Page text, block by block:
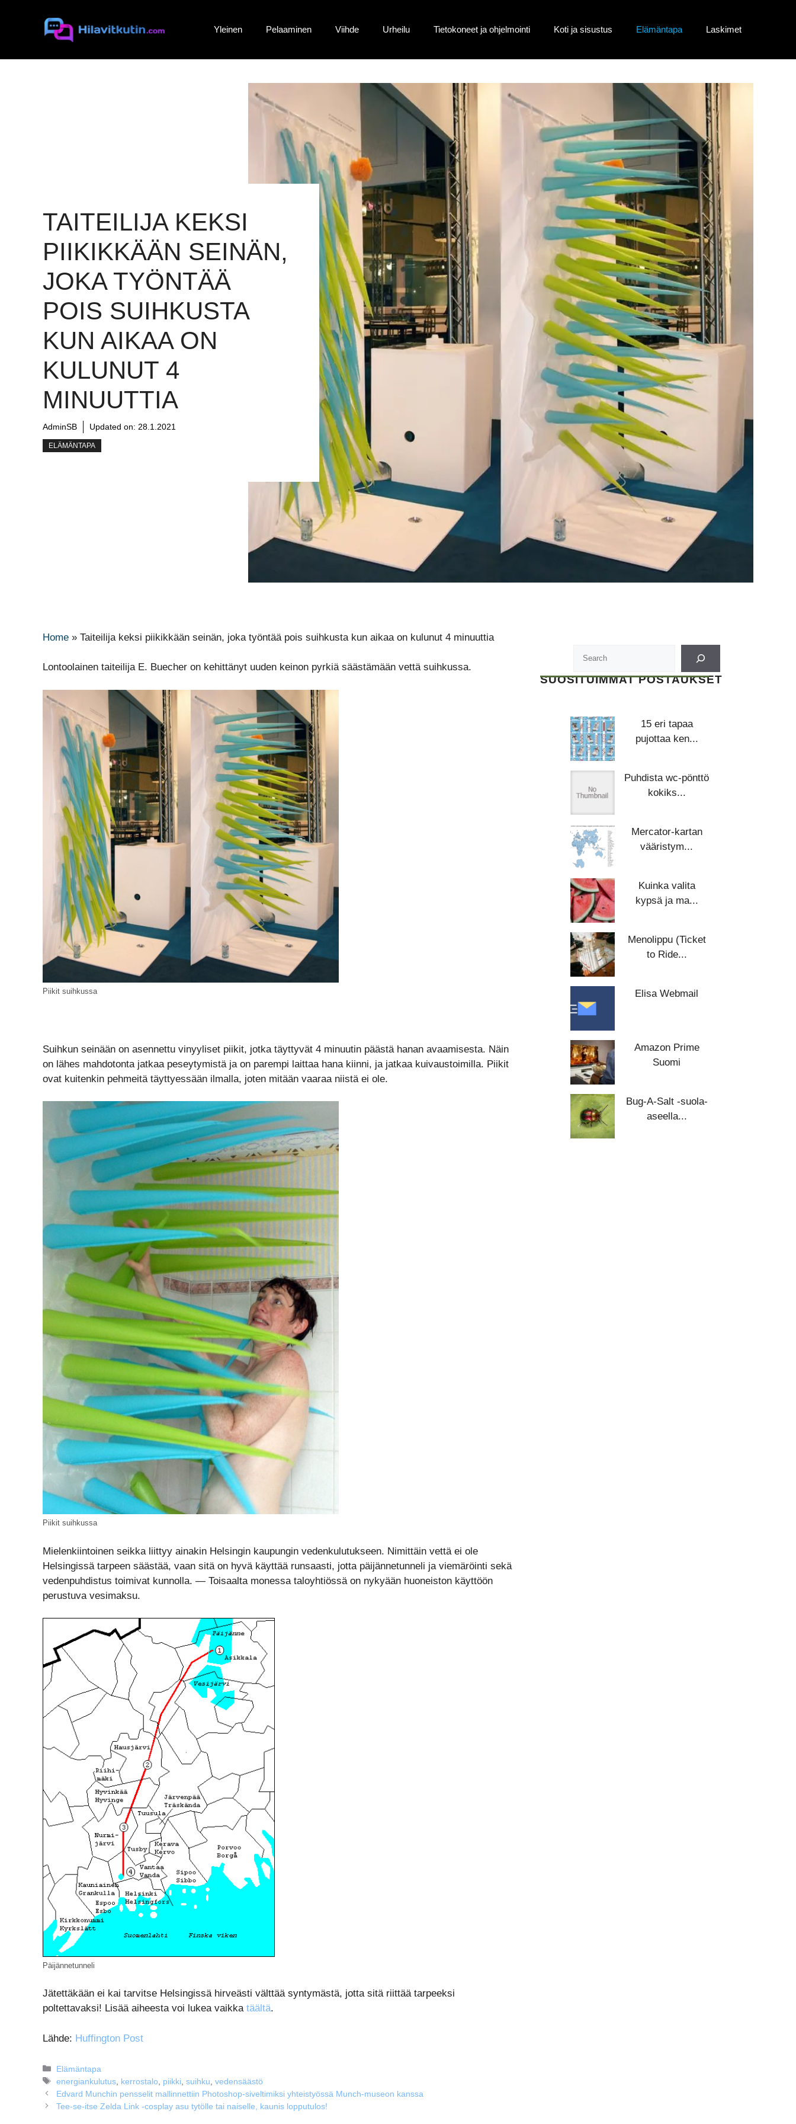
Yleinen Pelaaminen Viihde Urheilu Tietokoneet ja ohjelmointi Koti ja sisustus Elämäntapa Laskimet
TAITEILIJA KEKSI
PIIKIKKÄÄN SEINÄN,
JOKA TYÖNTÄÄ
POIS SUIHKUSTA
KUN AIKAA ON
KULUNUT 4
MINUUTTIA
AdminSB Updated on: 28.1.2021
ELÄMÄNTAPA
Home » Taiteilija keksi piikikkään seinän, joka työntää pois suihkusta kun aikaa on kulunut 4 minuuttia
Lontoolainen taiteilija E. Buecher on kehittänyt uuden keinon pyrkiä säästämään vettä suihkussa.
Piikit suihkussa
Suihkun seinään on asennettu vinyyliset piikit, jotka täyttyvät 4 minuutin päästä hanan avaamisesta. Näin
on lähes mahdotonta jatkaa peseytymistä ja on parempi laittaa hana kiinni, ja jatkaa kuivaustoimilla. Piikit
ovat kuitenkin pehmeitä täyttyessään ilmalla, joten mitään vaaraa niistä ei ole.
Piikit suihkussa
Mielenkiintoinen seikka liittyy ainakin Helsingin kaupungin vedenkulutukseen. Nimittäin vettä ei ole
Helsingissä tarpeen säästää, vaan sitä on hyvä käyttää runsaasti, jotta päijännetunneli ja viemäröinti sekä
vedenpuhdistus toimivat kunnolla. — Toisaalta monessa taloyhtiössä on nykyään huoneiston käyttöön
perustuva vesimaksu.
Päijännetunneli
Jätettäkään ei kai tarvitse Helsingissä hirveästi välttää syntymästä, jotta sitä riittää tarpeeksi
poltettavaksi! Lisää aiheesta voi lukea vaikka täältä.
Lähde: Huffington Post
Kategoriat
Elämäntapa
Avainsanat
energiankulutus kerrostalo piikki ,suihku ,vedensäästö
Edvard Munchin pensselit mallinnettiin Photoshop-siveltimiksi yhteistyössä Munch-museon kanssa
Tee-se-itse Zelda Link -cosplay asu tytölle tai naiselle, kaunis lopputulos!
SUOSITUIMMAT POSTAUKSET
15 eri tapaa
pujottaa ken...
Puhdista wc-pönttö
kokiks...
Mercator-kartan
vääristym...
Kuinka valita
kypsä ja ma...
Menolippu (Ticket
to Ride...
Elisa Webmail
Amazon Prime
Suomi
Bug-A-Salt -suola-
aseella...